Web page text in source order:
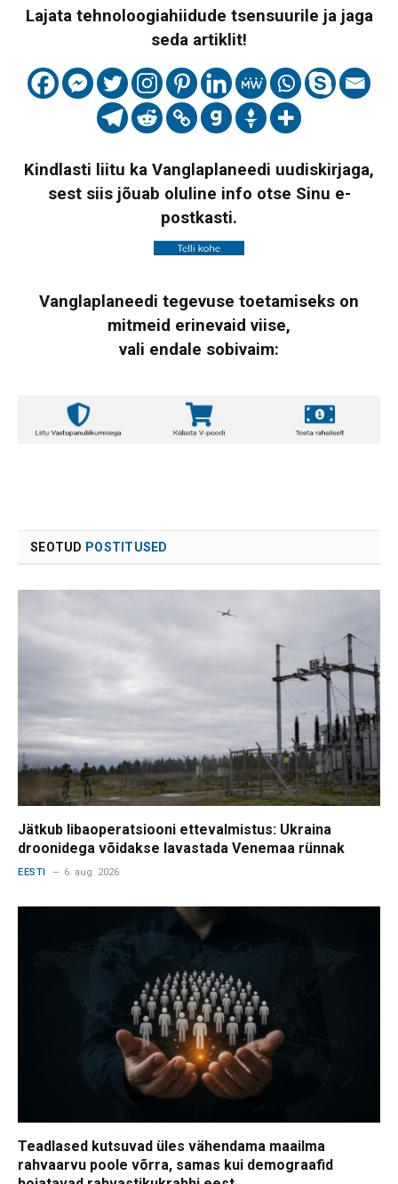
Lajata tehnoloogiahiidude tsensuurile ja jaga
seda artiklit!
Kindlasti liitu ka Vanglaplaneedi uudiskirjaga,
sest siis jõuab oluline info otse Sinu e-
postkasti.
Vanglaplaneedi tegevuse toetamiseks on
mitmeid erinevaid viise,
vali endale sobivaim:
SEOTUD POSTITUSED
Jätkub libaoperatsiooni ettevalmistus: Ukraina
droonidega võidakse lavastada Venemaa rünnak
EESTI 6. aug. 2026
Teadlased kutsuvad üles vähendama maailma
rahvaarvu poole võrra, samas kui demograafid